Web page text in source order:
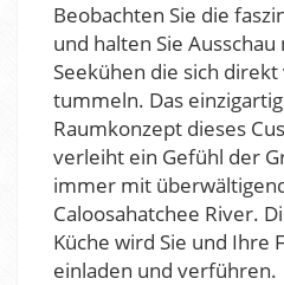
Beobachten Sie die
und halten Sie
Seekühen die sich
tummeln. Das
Raumkonzept dieses
verleiht ein Gefühl der
immer mit
Caloosahatchee River.
Küche wird Sie und Ihre
einladen und verführen.